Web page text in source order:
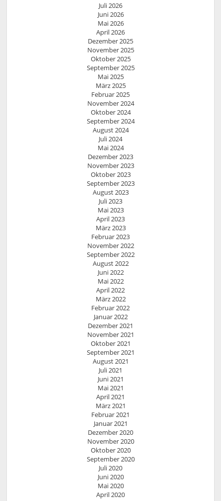
Juli 2026
Juni 2026
Mai 2026
April 2026
Dezember 2025
November 2025
Oktober 2025
September 2025
Mai 2025
März 2025
Februar 2025
November 2024
Oktober 2024
September 2024
August 2024
Juli 2024
Mai 2024
Dezember 2023
November 2023
Oktober 2023
September 2023
August 2023
Juli 2023
Mai 2023
April 2023
März 2023
Februar 2023
November 2022
September 2022
August 2022
Juni 2022
Mai 2022
April 2022
März 2022
Februar 2022
Januar 2022
Dezember 2021
November 2021
Oktober 2021
September 2021
August 2021
Juli 2021
Juni 2021
Mai 2021
April 2021
März 2021
Februar 2021
Januar 2021
Dezember 2020
November 2020
Oktober 2020
September 2020
Juli 2020
Juni 2020
Mai 2020
April 2020